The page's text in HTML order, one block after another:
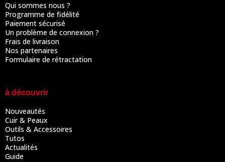
Qui sommes nous ?
Programme de fidélité
Paiement sécurisé
Un problème de connexion ?
Frais de livraison
Nos partenaires
Formulaire de rétractation
à découvrir
Nouveautés
Cuir & Peaux
Outils & Accessoires
Tutos
Actualités
Guide